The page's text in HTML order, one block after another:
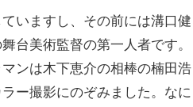
いますし、その前には溝口健
台美術監督の第一人者です。
ンは木下恵介の相棒の楠田浩
ー撮影にのぞみました。なに